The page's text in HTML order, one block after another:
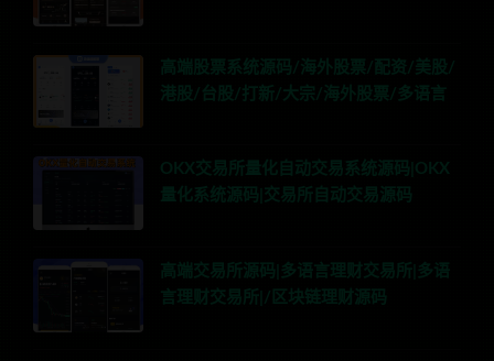
高端股票系统源码/海外股票/配资/美股/
港股/台股/打新/大宗/海外股票/多语言
OKX交易所量化自动交易系统源码|OKX
量化系统源码|交易所自动交易源码
高端交易所源码|多语言理财交易所|多语
言理财交易所|/区块链理财源码